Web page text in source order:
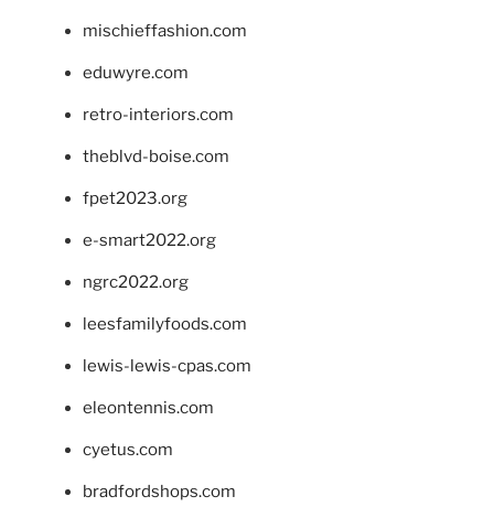
mischieffashion.com
eduwyre.com
retro-interiors.com
theblvd-boise.com
fpet2023.org
e-smart2022.org
ngrc2022.org
leesfamilyfoods.com
lewis-lewis-cpas.com
eleontennis.com
cyetus.com
bradfordshops.com